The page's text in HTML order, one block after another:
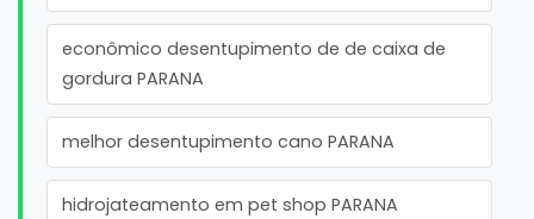
econômico desentupimento de de caixa de
gordura PARANA
melhor desentupimento cano PARANA
hidrojateamento em pet shop PARANA